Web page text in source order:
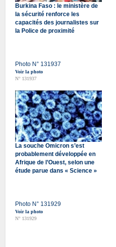
Burkina Faso : le ministère de
la sécurité renforce les
capacités des journalistes sur
la Police de proximité
Photo N° 131937
Voir la photo
N° 131937
La souche Omicron s’est
probablement développée en
Afrique de l’Ouest, selon une
étude parue dans « Science »
Photo N° 131929
Voir la photo
N° 131929